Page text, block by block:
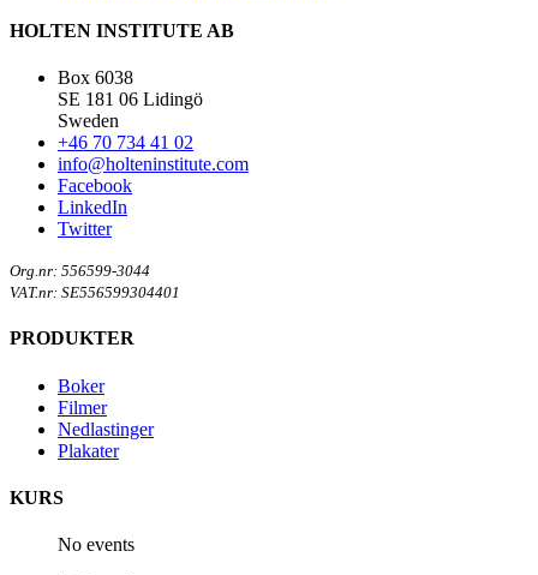
HOLTEN INSTITUTE AB
Box 6038
SE 181 06 Lidingö
Sweden
+46 70 734 41 02
info@holteninstitute.com
Facebook
LinkedIn
Twitter
Org.nr: 556599-3044
VAT.nr: SE556599304401
PRODUKTER
Boker
Filmer
Nedlastinger
Plakater
KURS
No events